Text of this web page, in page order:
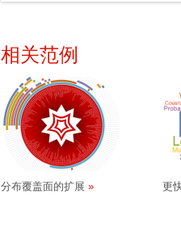
相关范例
分布覆盖面的扩展 更